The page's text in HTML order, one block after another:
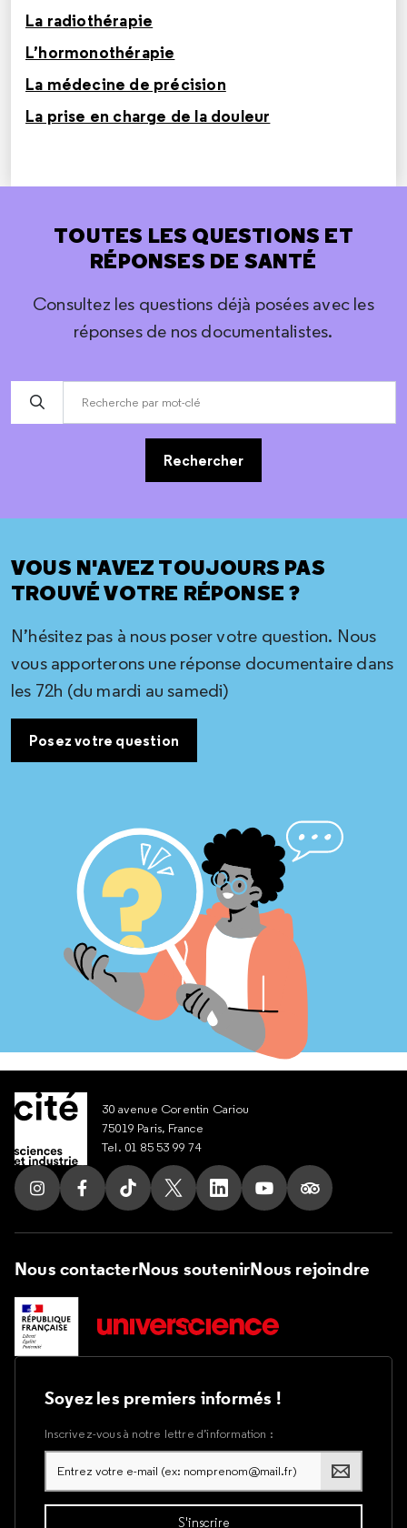
La radiothérapie
L’hormonothérapie
La médecine de précision
La prise en charge de la douleur
TOUTES LES QUESTIONS ET
RÉPONSES DE SANTÉ
Consultez les questions déjà posées avec les
réponses de nos documentalistes.
Rechercher
VOUS N'AVEZ TOUJOURS PAS
TROUVÉ VOTRE RÉPONSE ?
N’hésitez pas à nous poser votre question. Nous
vous apporterons une réponse documentaire dans
les 72h (du mardi au samedi)
Posez votre question
30 avenue Corentin Cariou
75019 Paris, France
Tel. 01 85 53 99 74
Suivez nous sur Instagram
Suivez nous sur Facebook
Suivez nous sur Tik Tok
Suivez nous sur X
Suivez nous sur LinkedIn
Suivez nous sur
Suivez nous
Nous contacterNous soutenirNous rejoindre
Soyez les premiers informés !
Inscrivez-vous à notre lettre d’information :